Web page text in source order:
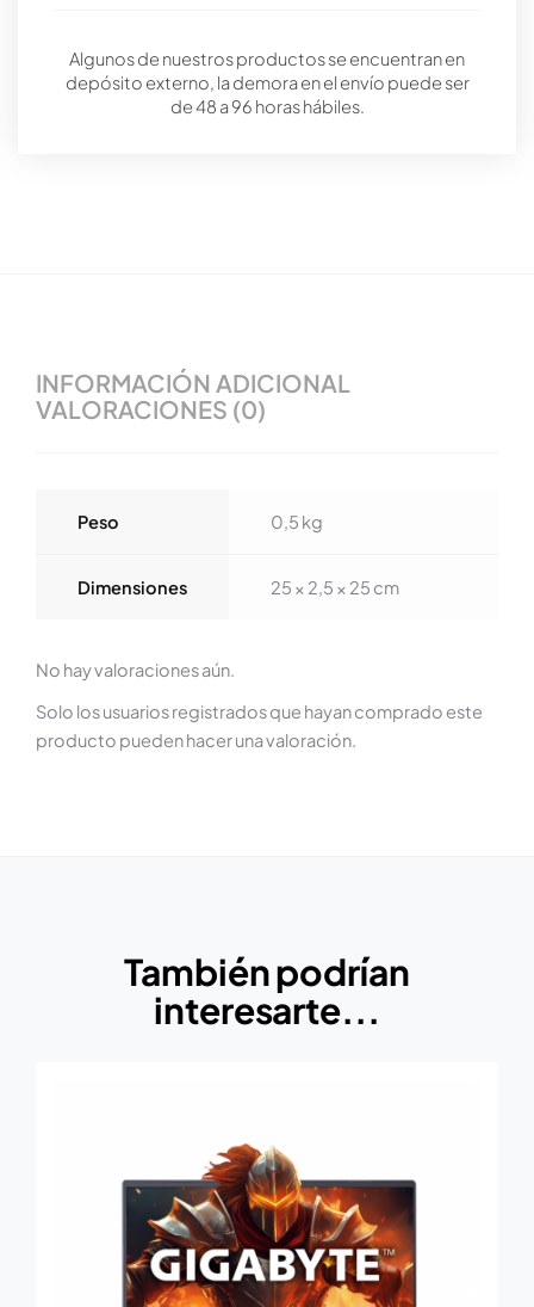
Algunos de nuestros productos se encuentran en
depósito externo, la demora en el envío puede ser
de 48 a 96 horas hábiles.
INFORMACIÓN ADICIONAL
VALORACIONES (0)
Peso 0,5 kg
Dimensiones 25 × 2,5 × 25 cm
No hay valoraciones aún.
Solo los usuarios registrados que hayan comprado este
producto pueden hacer una valoración.
También podrían
interesarte...